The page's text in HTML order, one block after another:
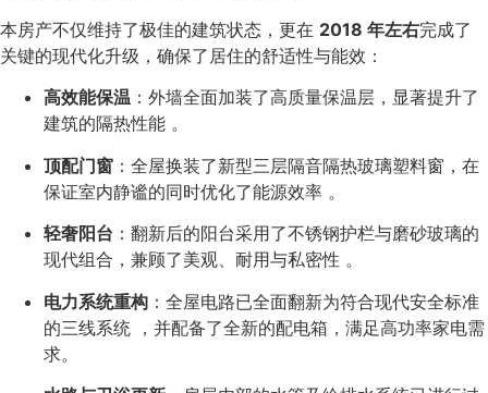
本房产不仅维持了极佳的建筑状态，更在 2018 年左右完成了
关键的现代化升级，确保了居住的舒适性与能效：
高效能保温 ：外墙全面加装了高质量保温层，显著提升了
建筑的隔热性能 。
顶配门窗 ：全屋换装了新型三层隔音隔热玻璃塑料窗，在
保证室内静谧的同时优化了能源效率 。
轻奢阳台 ：翻新后的阳台采用了不锈钢护栏与磨砂玻璃的
现代组合，兼顾了美观、耐用与私密性 。
电力系统重构 ：全屋电路已全面翻新为符合现代安全标准
的三线系统 ，并配备了全新的配电箱，满足高功率家电需
求。